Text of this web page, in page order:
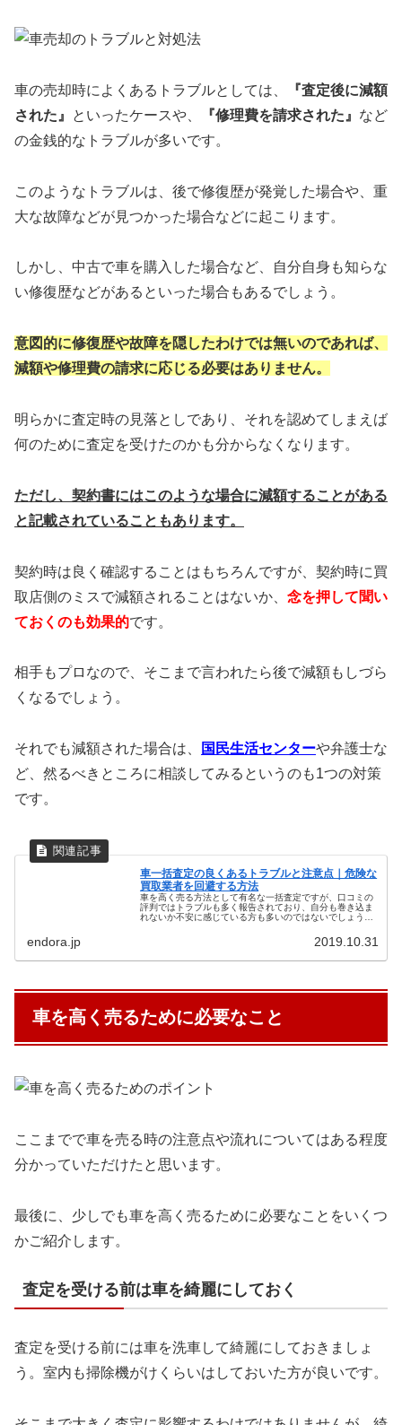
車の売却時によくあるトラブルとしては、
『査定後に減額
された』
といったケースや、 『修理費を請求された』 など
の金銭的なトラブルが多いです。
このようなトラブルは、後で修復歴が発覚した場合や、重
大な故障などが見つかった場合などに起こります。
しかし、中古で車を購入した場合など、自分自身も知らな
い修復歴などがあるといった場合もあるでしょう。
意図的に修復歴や故障を隠したわけでは無いのであれば、
減額や修理費の請求に応じる必要はありません。
明らかに査定時の見落としであり、それを認めてしまえば
何のために査定を受けたのかも分からなくなります。
ただし、契約書にはこのような場合に減額することがある
と記載されていることもあります。
契約時は良く確認することはもちろんですが、契約時に買
取店側のミスで減額されることはないか、 念を押して聞い
ておくのも効果的です。
相手もプロなので、そこまで言われたら後で減額もしづら
くなるでしょう。
それでも減額された場合は、 国民生活センターや弁護士な
ど、然るべきところに相談してみるというのも1つの対策
です。
車一括査定の良くあるトラブルと注意点｜危険な
買取業者を回避する方法
車を高く売る方法として有名な一括査定ですが、口コミの
評判ではトラブルも多く報告されており、自分も巻き込ま
れないか不安に感じている方も多いのではないでしょう
endora.jp 2019.10.31
車を高く売るために必要なこと
ここまでで車を売る時の注意点や流れについてはある程度
分かっていただけたと思います。
最後に、少しでも車を高く売るために必要なことをいくつ
かご紹介します。
査定を受ける前は車を綺麗にしておく
査定を受ける前には車を洗車して綺麗にしておきましょ
う。室内も掃除機がけくらいはしておいた方が良いです。